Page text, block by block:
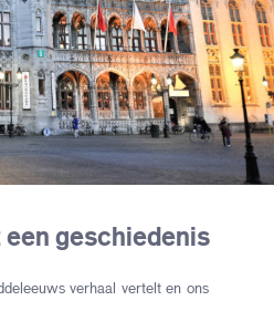
een geschiedenis
verhaal vertelt en ons